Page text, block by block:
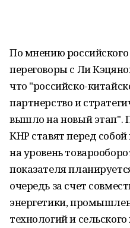
По мнению
переговоры с Ли
что "российско-
партнерство и
вышло на новый этап".
КНР ставят перед
на уровень
показателя
очередь за счет
энергетики,
технологий и